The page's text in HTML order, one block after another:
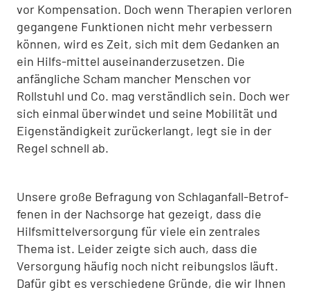
vor Kompensation. Doch wenn Therapien verloren
gegangene Funktionen nicht mehr verbessern
können, wird es Zeit, sich mit dem Gedanken an
ein Hilfs-mittel auseinanderzusetzen. Die
anfängliche Scham mancher Menschen vor
Rollstuhl und Co. mag verständlich sein. Doch wer
sich einmal überwindet und seine Mobilität und
Eigenständigkeit zurückerlangt, legt sie in der
Regel schnell ab.
Unsere große Befragung von Schlaganfall-Betrof­
fenen in der Nachsorge hat gezeigt, dass die
Hilfsmittelversorgung für viele ein zentrales
Thema ist. Leider zeigte sich auch, dass die
Versorgung häufig noch nicht reibungslos läuft.
Dafür gibt es verschiedene Gründe, die wir Ihnen